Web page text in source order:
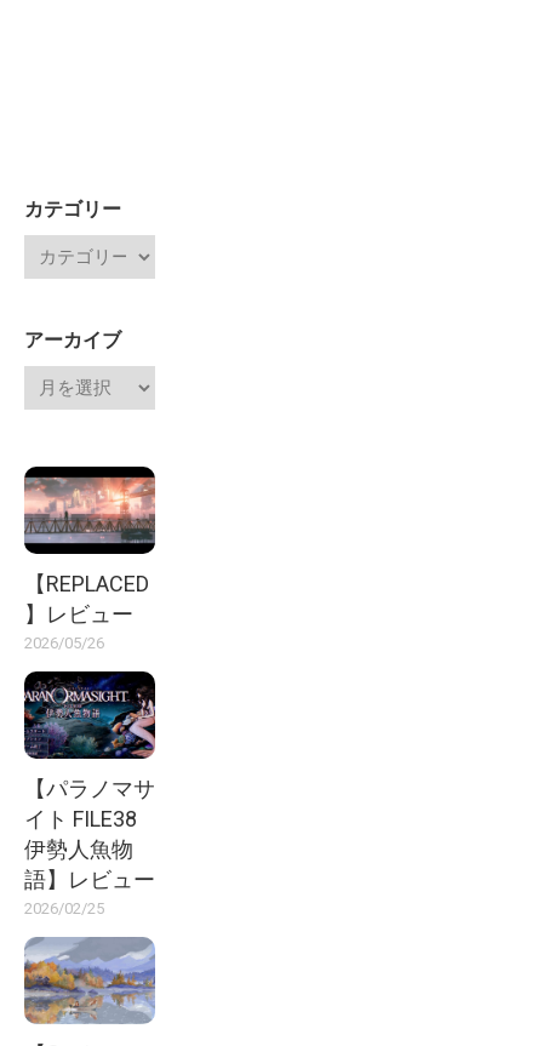
カテゴリー
アーカイブ
【REPLACED
】レビュー
2026/05/26
【パラノマサ
イト FILE38
伊勢人魚物
語】レビュー
2026/02/25